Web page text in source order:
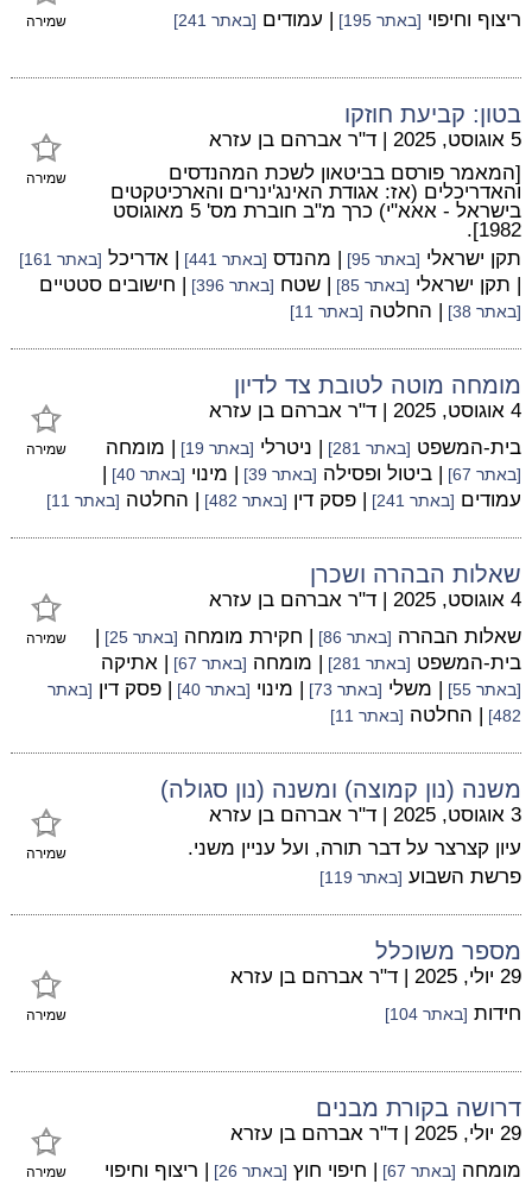
שמירה ריצוף וחיפוי [באתר 195] | עמודים [באתר 241]
בטון: קביעת חוזקו
שמירה
5 אוגוסט, 2025 | ד"ר אברהם בן עזרא
[המאמר פורסם בביטאון לשכת המהנדסים
והאדריכלים (אז: אגודת האינג'ינרים והארכיטקטים
בישראל - אאא"י) כרך מ"ב חוברת מס' 5 מאוגוסט
1982].
תקן ישראלי [באתר 95] | מהנדס [באתר 441] | אדריכל [באתר 161]
| תקן ישראלי [באתר 85] | שטח [באתר 396] | חישובים סטטיים
[באתר 38] | החלטה [באתר 11]
מומחה מוטה לטובת צד לדיון
שמירה
4 אוגוסט, 2025 | ד"ר אברהם בן עזרא
בית-המשפט [באתר 281] | ניטרלי [באתר 19] | מומחה
[באתר 67] | ביטול ופסילה [באתר 39] | מינוי [באתר 40]
|
עמודים [באתר 241] | פסק דין [באתר 482] | החלטה [באתר 11]
שאלות הבהרה ושכרן
שמירה
4 אוגוסט, 2025 | ד"ר אברהם בן עזרא
שאלות הבהרה [באתר 86] | חקירת מומחה [באתר 25]
|
בית-המשפט [באתר 281] | מומחה [באתר 67] | אתיקה
[באתר 55] | משלי [באתר 73] | מינוי [באתר 40] | פסק דין [באתר
482]
| החלטה [באתר 11]
משנה (נון קמוצה) ומשנה (נון סגולה)
שמירה
3 אוגוסט, 2025 | ד"ר אברהם בן עזרא
עיון קצרצר על דבר תורה, ועל עניין משני.
פרשת השבוע [באתר 119]
מספר משוכלל
שמירה
29 יולי, 2025 | ד"ר אברהם בן עזרא
חידות [באתר 104]
דרושה בקורת מבנים
שמירה
29 יולי, 2025 | ד"ר אברהם בן עזרא
מומחה [באתר 67] | חיפוי חוץ [באתר 26] | ריצוף וחיפוי